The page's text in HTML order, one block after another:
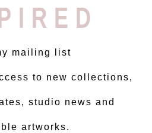
mailing list
to new collections,
studio news and
artworks.